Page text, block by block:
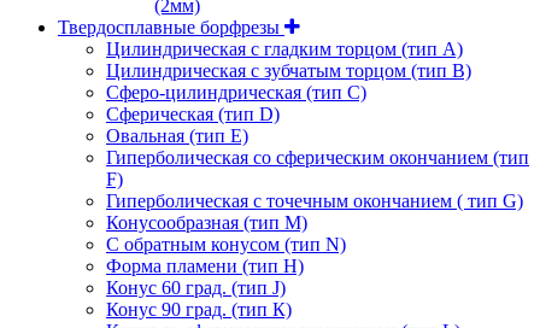
(2мм)
Твердосплавные борфрезы
Цилиндрическая с гладким торцом (тип А)
Цилиндрическая с зубчатым торцом (тип В)
Сферо-цилиндрическая (тип С)
Сферическая (тип D)
Овальная (тип Е)
Гиперболическая со сферическим окончанием (тип
F)
Гиперболическая с точечным окончанием ( тип G)
Конусообразная (тип М)
C обратным конусом (тип N)
Форма пламени (тип H)
Конус 60 град. (тип J)
Конус 90 град. (тип К)